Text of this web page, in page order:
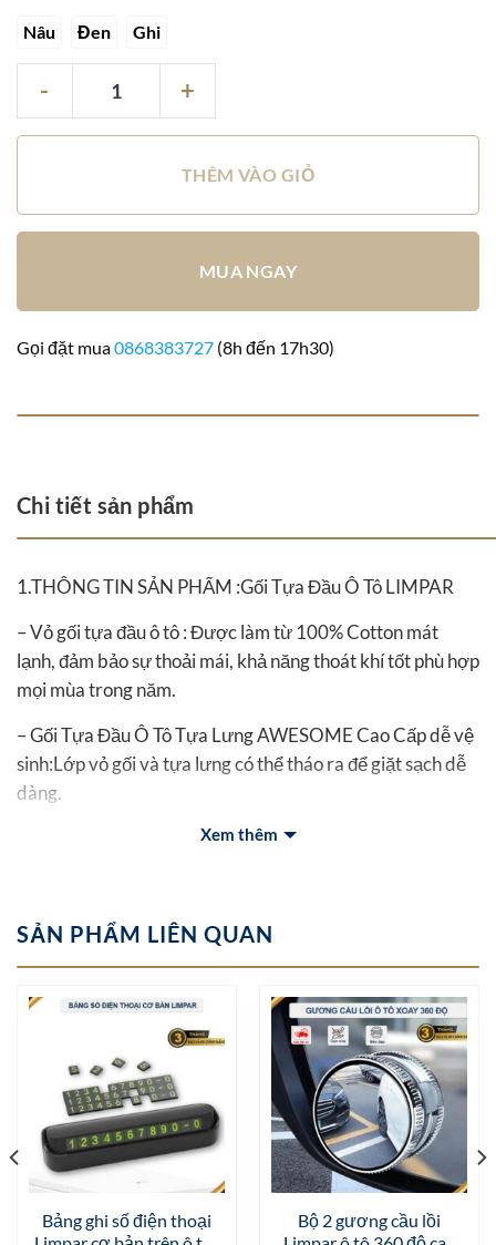
Nâu Đen Ghi
Gối Tựa Đầu Limpar Cao Cấp Chất Liệu Cao Su Non Thoáng Khí
THÊM VÀO GIỎ
MUA NGAY
Gọi đặt mua0868383727 (8h đến 17h30)
Chi tiết sản phẩm
1.THÔNG TIN SẢN PHẨM :Gối Tựa Đầu Ô Tô LIMPAR
– Vỏ gối tựa đầu ô tô : Được làm từ 100% Cotton mát
lạnh, đảm bảo sự thoải mái, khả năng thoát khí tốt phù hợp
mọi mùa trong năm.
– Gối Tựa Đầu Ô Tô Tựa Lưng AWESOME Cao Cấp dễ vệ
sinh:Lớp vỏ gối và tựa lưng có thể tháo ra để giặt sạch dễ
dàng.
– Tiện lợi: Gối tựa đầu ô tô hù hợp với tất cả các đời xe ô
+ Gối tựa đầu 30 x 20 x 10 cm
Thương hiệu : LIMPAR
Xem thêm
SẢN PHẨM LIÊN QUAN
Bảng ghi số điện thoại
Bộ 2 gương cầu lồi